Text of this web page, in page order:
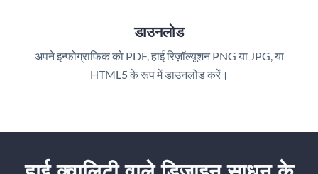
डाउनलोड
अपने इन्फोग्राफिक को PDF, हाई रिज़ॉल्यूशन PNG या JPG, या
HTML5 के रूप में डाउनलोड करें।